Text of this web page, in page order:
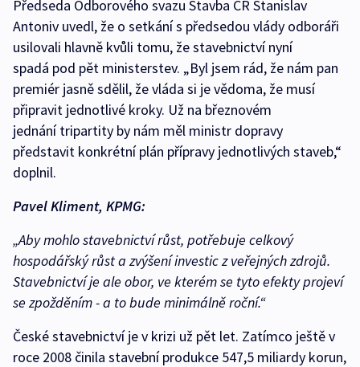
Předseda Odborového svazu Stavba ČR Stanislav
Antoniv uvedl, že o setkání s předsedou vlády odboráři
usilovali hlavně kvůli tomu, že stavebnictví nyní
spadá pod pět ministerstev. „Byl jsem rád, že nám pan
premiér jasně sdělil, že vláda si je vědoma, že musí
připravit jednotlivé kroky. Už na březnovém
jednání tripartity by nám měl ministr dopravy
představit konkrétní plán přípravy jednotlivých staveb,“
doplnil.
Pavel Kliment, KPMG:
„Aby mohlo stavebnictví růst, potřebuje celkový
hospodářský růst a zvýšení investic z veřejných zdrojů.
Stavebnictví je ale obor, ve kterém se tyto efekty projeví
se zpožděním - a to bude minimálně roční.“
České stavebnictví je v krizi už pět let. Zatímco ještě v
roce 2008 činila stavební produkce 547,5 miliardy korun,